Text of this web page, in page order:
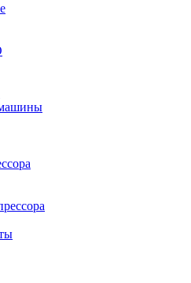
машины